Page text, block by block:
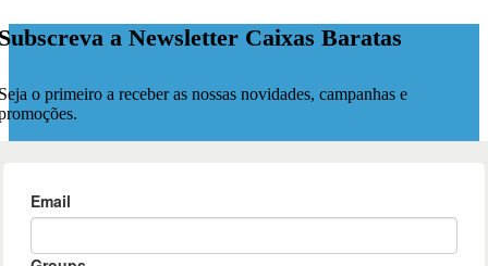
a Newsletter Caixas Baratas
o primeiro a receber as nossas novidades, campanhas e